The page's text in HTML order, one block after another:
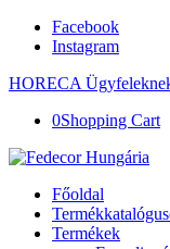
Facebook
Instagram
HORECA
0Shopping Cart
Főoldal
Termékek